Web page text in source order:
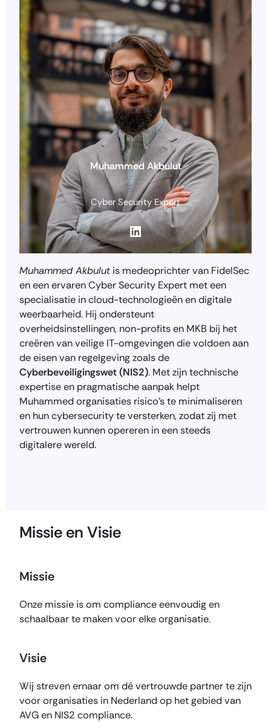
Muhammed Akbulut
Cyber Security Expert
LinkedIn
Muhammed Akbulut is medeoprichter van FidelSec
en een ervaren Cyber Security Expert met een
specialisatie in cloud-technologieën en digitale
weerbaarheid. Hij ondersteunt
overheidsinstellingen, non-profits en MKB bij het
creëren van veilige IT-omgevingen die voldoen aan
de eisen van regelgeving zoals de
Cyberbeveiligingswet (NIS2). Met zijn technische
expertise en pragmatische aanpak helpt
Muhammed organisaties risico’s te minimaliseren
en hun cybersecurity te versterken, zodat zij met
vertrouwen kunnen opereren in een steeds
digitalere wereld.
Missie en Visie
Missie
Onze missie is om compliance eenvoudig en
schaalbaar te maken voor elke organisatie.
Visie
Wij streven ernaar om dé vertrouwde partner te zijn
voor organisaties in Nederland op het gebied van
AVG en NIS2 compliance.